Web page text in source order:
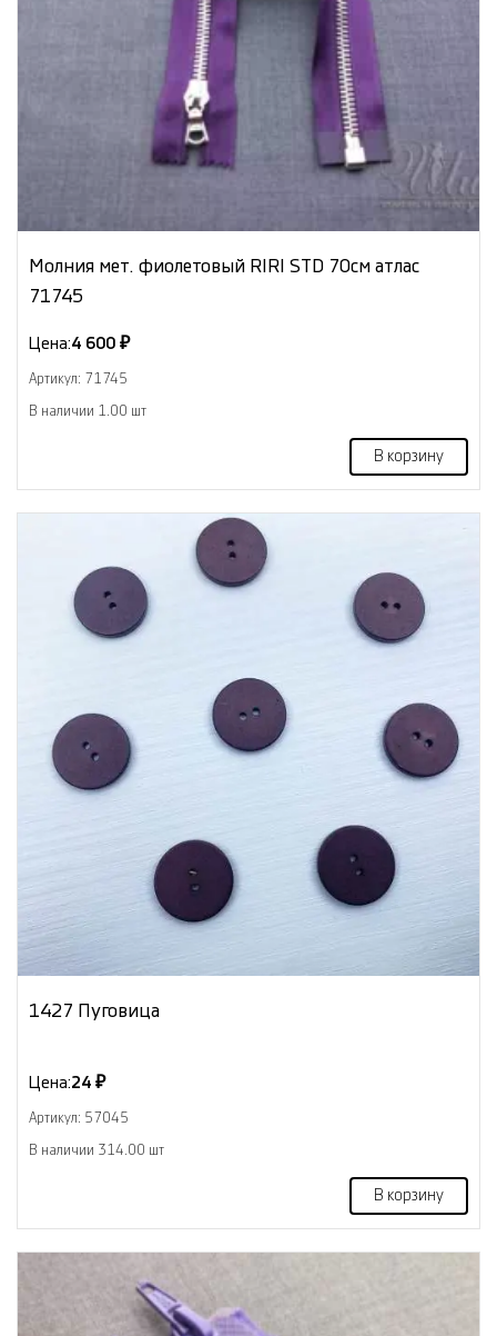
Молния мет. фиолетовый RIRI STD 70см атлас
71745
Цена:4 600 ₽
Артикул: 71745
В наличии 1.00 шт
В корзину
1427 Пуговица
Цена:24 ₽
Артикул: 57045
В наличии 314.00 шт
В корзину